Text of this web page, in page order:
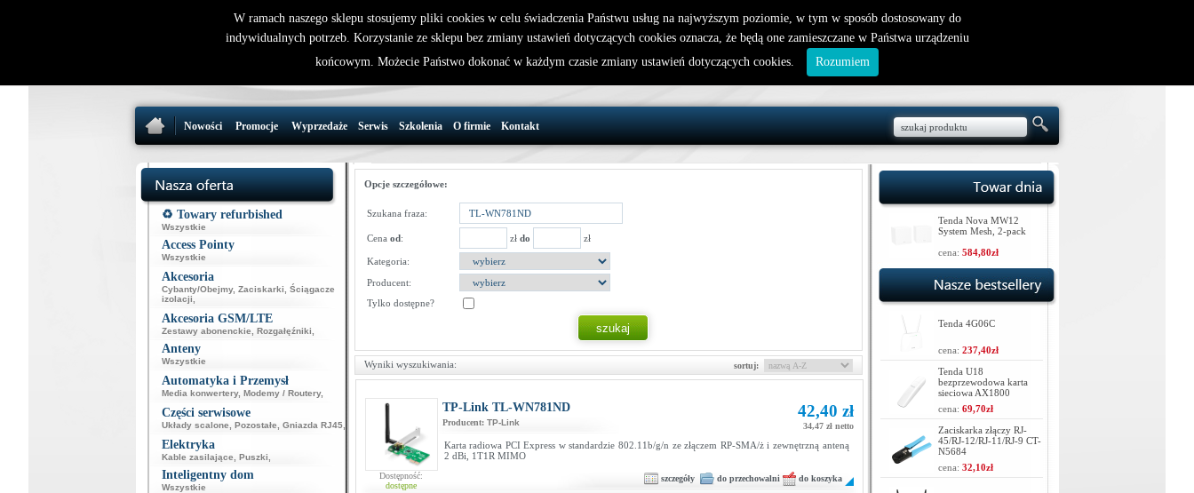
nowy klient
32 721 86 72
support@wirelesslan.com.pl
W koszyku jest 0 produktów(y)
Nowości Promocje Wyprzedaże Serwis Szkolenia O firmie Kontakt
♻️ Towary refurbished
Wszystkie
Access Pointy
Wszystkie
Akcesoria
Cybanty/Obejmy, Zaciskarki
Ściągacze
izolacji
Akcesoria GSM/LTE
Zestawy abonenckie Rozgałęźniki
Anteny
Wszystkie
Automatyka i Przemysł
Media konwertery, Modemy / Routery,
Części serwisowe
Układy scalone Pozostałe Gniazda RJ45,
Elektryka
Kable zasilające Puszki
Inteligentny dom
Wszystkie
Opcje szczegółowe:
Szukana fraza:
Cena od: zł do zł
Kategoria:
Producent:
Tylko dostępne?
Wyniki wyszukiwania: sortuj:
Dostępność:
dostępne
TP-Link TL-WN781ND
Producent: TP-Link
42,40 zł
34,47 zł netto
Karta radiowa PCI Express w standardzie 802.11b/g/n ze złączem RP-SMA/ż i zewnętrzną anteną
2 dBi, 1T1R MIMO
szczegóły do przechowalni do koszyka
Tenda Nova MW12
System Mesh, 2-pack
cena: 584,80zł
Tenda 4G06C
cena: 237,40zł
Tenda U18
bezprzewodowa karta
sieciowa AX1800
cena: 69,70zł
Zaciskarka złączy RJ-
45/RJ-12/RJ-11/RJ-9 CT-
N5684
cena: 32,10zł
W ramach naszego sklepu stosujemy pliki cookies w celu świadczenia Państwu usług na najwyższym poziomie, w tym w sposób dostosowany do
indywidualnych potrzeb. Korzystanie ze sklepu bez zmiany ustawień dotyczących cookies oznacza, że będą one zamieszczane w Państwa urządzeniu
końcowym. Możecie Państwo dokonać w każdym czasie zmiany ustawień dotyczących cookies.
Rozumiem